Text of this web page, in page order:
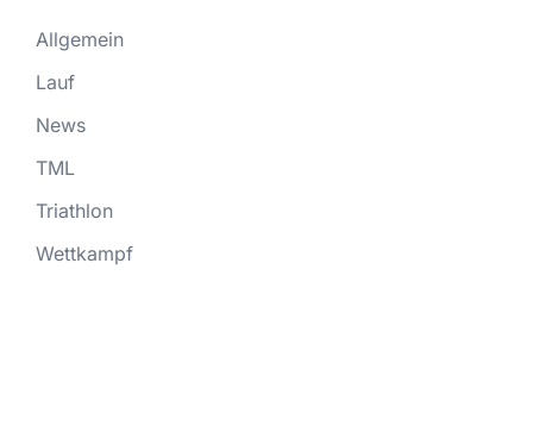
Allgemein
Lauf
News
TML
Triathlon
Wettkampf